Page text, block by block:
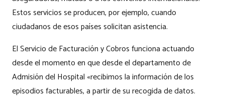
Estos servicios se producen, por ejemplo, cuando
ciudadanos de esos países solicitan asistencia.
El Servicio de Facturación y Cobros funciona actuando
desde el momento en que desde el departamento de
Admisión del Hospital «recibimos la información de los
episodios facturables, a partir de su recogida de datos.